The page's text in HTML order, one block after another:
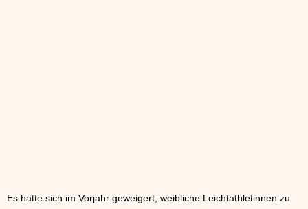
Es hatte sich im Vorjahr geweigert, weibliche Leichtathletinnen zu